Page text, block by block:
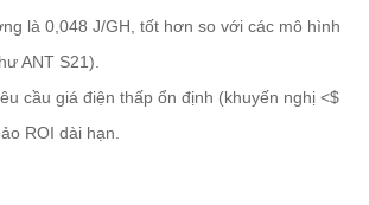
là 0,048 J/GH, tốt hơn so với các mô hình
ANT S21).
cầu giá điện thấp ổn định (khuyến nghị <$
ROI dài hạn.